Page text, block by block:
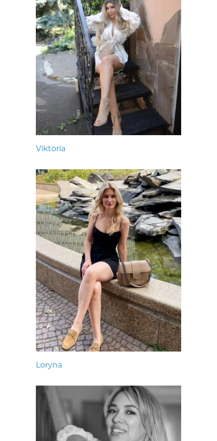
Viktoria
Loryna